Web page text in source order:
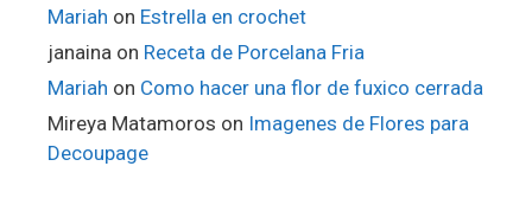
Mariah on Estrella en crochet
janaina on Receta de Porcelana Fria
Mariah on Como hacer una flor de fuxico cerrada
Mireya Matamoros on Imagenes de Flores para
Decoupage